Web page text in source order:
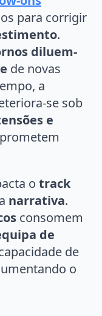
para corrigir
.
diluem-
de novas
a
se sob
e
o track
narrativa.
consomem
de
de
o